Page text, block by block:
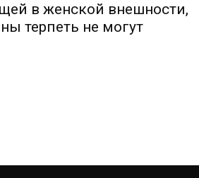
в женской внешности,
терпеть не могут